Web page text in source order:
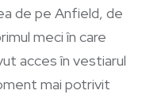
de pe Anfield, de
meci în care
acces în vestiarul
mai potrivit